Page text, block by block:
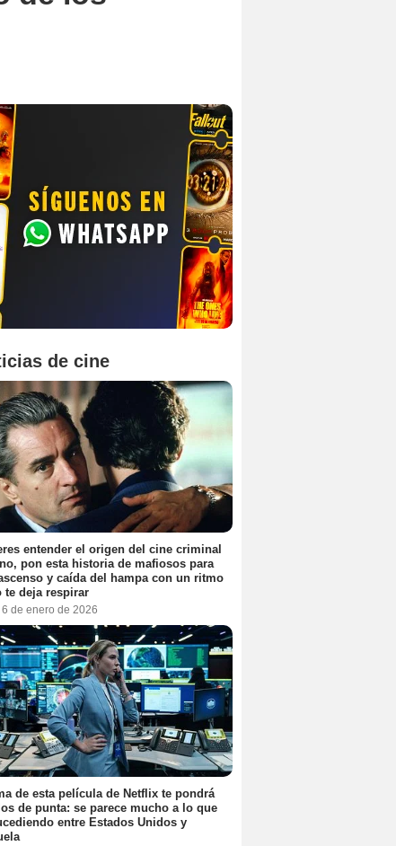
de cine
entender el origen del cine criminal
pon esta historia de mafiosos para
y caída del hampa con un ritmo
te deja respirar
de enero de 2026
de esta película de Netflix te pondrá
de punta: se parece mucho a lo que
entre Estados Unidos y